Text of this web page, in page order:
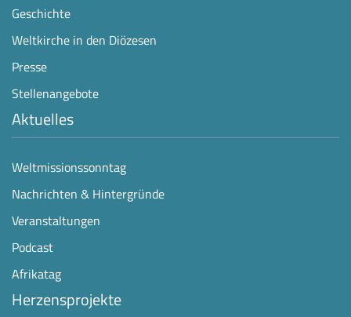
Geschichte
Weltkirche in den Diözesen
Presse
Stellenangebote
Aktuelles
Weltmissionssonntag
Nachrichten & Hintergründe
Veranstaltungen
Podcast
Afrikatag
Herzensprojekte